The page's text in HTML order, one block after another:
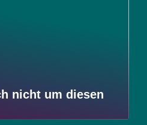
nicht um diesen